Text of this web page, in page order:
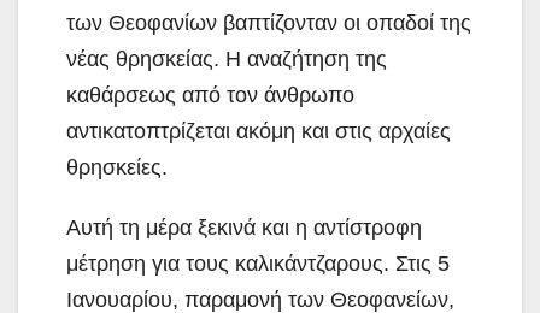
των Θεοφανίων βαπτίζονταν οι οπαδοί της
νέας θρησκείας. Η αναζήτηση της
καθάρσεως από τον άνθρωπο
αντικατοπτρίζεται ακόμη και στις αρχαίες
θρησκείες.
Αυτή τη μέρα ξεκινά και η αντίστροφη
μέτρηση για τους καλικάντζαρους. Στις 5
Ιανουαρίου, παραμονή των Θεοφανείων,